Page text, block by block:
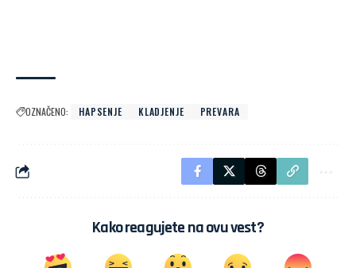
OZNAČENO: HAPSENJE KLADJENJE PREVARA
Kako reagujete na ovu vest?